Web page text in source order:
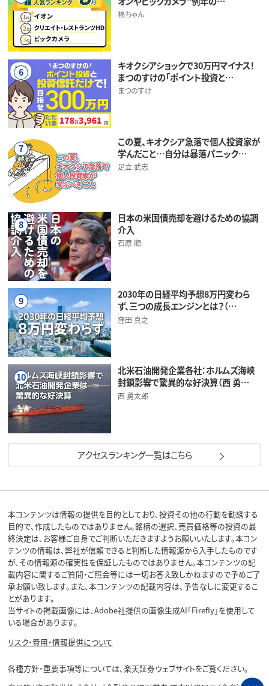
福ちゃん
6
キオクシアショックで30万円マイナス！
まつのすけの「ポイント投資と…
まつのすけ
7
この夏、キオクシア急落で個人投資家が
学んだこと…自分は暴落パニック…
足立 武志
8
日本の米国債売却を避けるための協調
介入
石原 順
9
2030年の日経平均予想8万円変わら
ず、三つの成長エンジンとは？（…
窪田 真之
10
北米石油開発企業各社：ホルムズ海峡
封鎖影響で驚異的な好決算（西 勇…
西 勇太郎
アクセスランキング一覧はこちら
本コンテンツは情報の提供を目的としており、投資その他の行動を勧誘する
目的で、作成したものではありません。銘柄の選択、売買価格等の投資の最
終決定は、お客様ご自身でご判断いただきますようお願いいたします。本コン
テンツの情報は、弊社が信頼できると判断した情報源から入手したものです
が、その情報源の確実性を保証したものではありません。本コンテンツの記
載内容に関するご質問・ご照会等には一切お答え致しかねますので予めご了
承お願い致します。また、本コンテンツの記載内容は、予告なしに変更するこ
とがあります。
当サイトの掲載画像には、Adobe社提供の画像生成AI「Firefly」を使用して
いる場合があります。
リスク・費用・情報提供について
各種方針・重要事項等については、楽天証券ウェブサイトをご覧ください。